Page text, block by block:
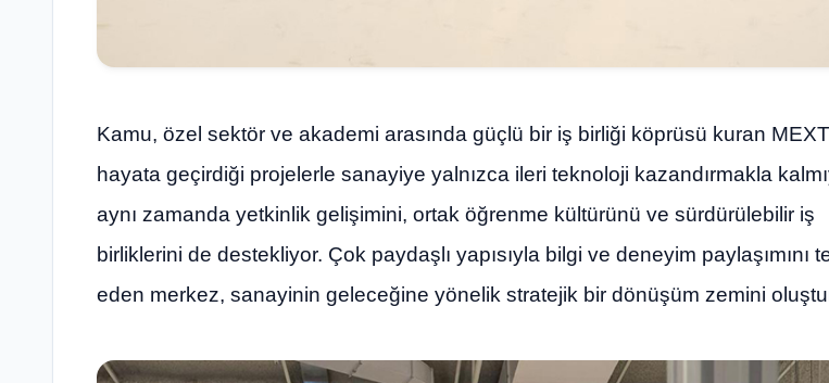
Kamu, özel sektör ve akademi arasında güçlü bir iş birliği köprüsü kuran
hayata geçirdiği projelerle sanayiye yalnızca ileri teknoloji kazandırmakla
aynı zamanda yetkinlik gelişimini, ortak öğrenme kültürünü ve sürdürülebilir iş
birliklerini de destekliyor. Çok paydaşlı yapısıyla bilgi ve deneyim paylaşımını
eden merkez, sanayinin geleceğine yönelik stratejik bir dönüşüm zemini